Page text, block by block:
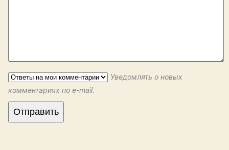
Уведомлять о новых
комментариях по e-mail.